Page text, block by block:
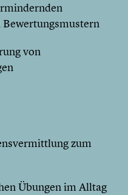
von
zum
Übungen im Alltag